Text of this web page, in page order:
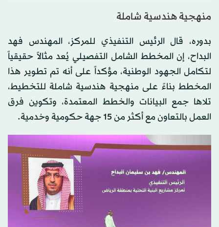
منهجية هندسية شاملة
بدوره، قال الرئيس التنفيذي للمركز، المهندس فهد
البداح، إن المخطط الشامل التفصيلي يُعد مثالاً حقيقياً
لتكامل الجهود الوطنية، مؤكداً على أنه تم تطوير هذا
المخطط بناءً على منهجية هندسية شاملة للتخطيط،
تلاها جمع البيانات والخطط المعتمدة، وتكوين فرق
العمل بالتعاون مع أكثر من 15 جهة حكومية وخدمية.